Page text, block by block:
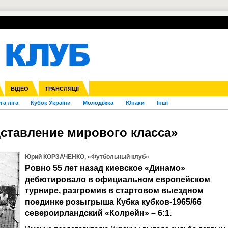
ВІДЕО ТРАНСЛЯЦІЇ
ліга Кубок України Молодіжка Юнаки Інші
Ліга націй Ліга конференцій
Франція ІншіЧЄ-2015 (U-21)
УПЛ-ПЕРЕХОДИ
мирового класса»
Юрий КОРЗАЧЕНКО, «Футбольный клуб»
Ровно 55 лет назад киевское «Динамо»
дебютировало в официальном европейском
турнире, разгромив в стартовом выездном
поединке розыгрыша Кубка кубков-1965/66
североирландский «Колрейн» – 6:1.